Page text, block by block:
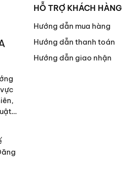
HỖ TRỢ KHÁCH HÀNG
Hướng dẫn mua hàng
Hướng dẫn thanh toán
Hướng dẫn giao nhận